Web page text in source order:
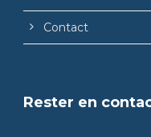
Contact
Rester en